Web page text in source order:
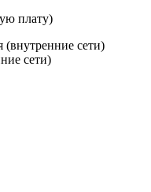
плату)
(внутренние сети)
сети)